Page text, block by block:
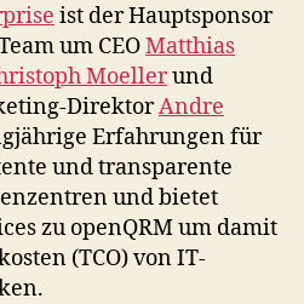
ist der Hauptsponsor
um CEOMatthias
Moellerund
DirektorAndre
Erfahrungen für
und transparente
und bietet
zu openQRM um damit
(TCO) von IT-